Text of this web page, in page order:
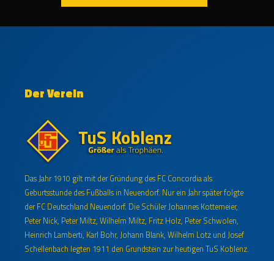
Der Verein
Das Jahr 1910 gilt mit der Gründung des FC Concordia als
Geburtsstunde des Fußballs in Neuendorf. Nur ein Jahr später folgte
der FC Deutschland Neuendorf. Die Schüler Johannes Kottemeier,
Peter Nick, Peter Miltz, Wilhelm Miltz, Fritz Holz, Peter Schwolen,
Heinrich Lamberti, Karl Bohr, Johann Blank, Wilhelm Lotz und Josef
Schellenbach legten 1911 den Grundstein zur heutigen TuS Koblenz.